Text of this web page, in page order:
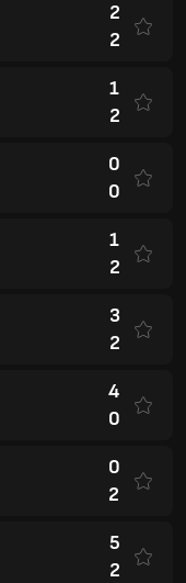
2
2
1
2
0
0
1
2
3
2
4
0
0
2
5
2